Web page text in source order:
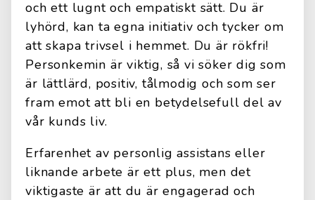
och ett lugnt och empatiskt sätt. Du är
lyhörd, kan ta egna initiativ och tycker om
att skapa trivsel i hemmet. Du är rökfri!
Personkemin är viktig, så vi söker dig som
är lättlärd, positiv, tålmodig och som ser
fram emot att bli en betydelsefull del av
vår kunds liv.
Erfarenhet av personlig assistans eller
liknande arbete är ett plus, men det
viktigaste är att du är engagerad och